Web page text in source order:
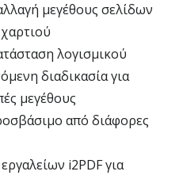
μεγέθους σελίδων
λογισμικού
διαδικασία για
μεγέθους
από διάφορες
i2PDF για